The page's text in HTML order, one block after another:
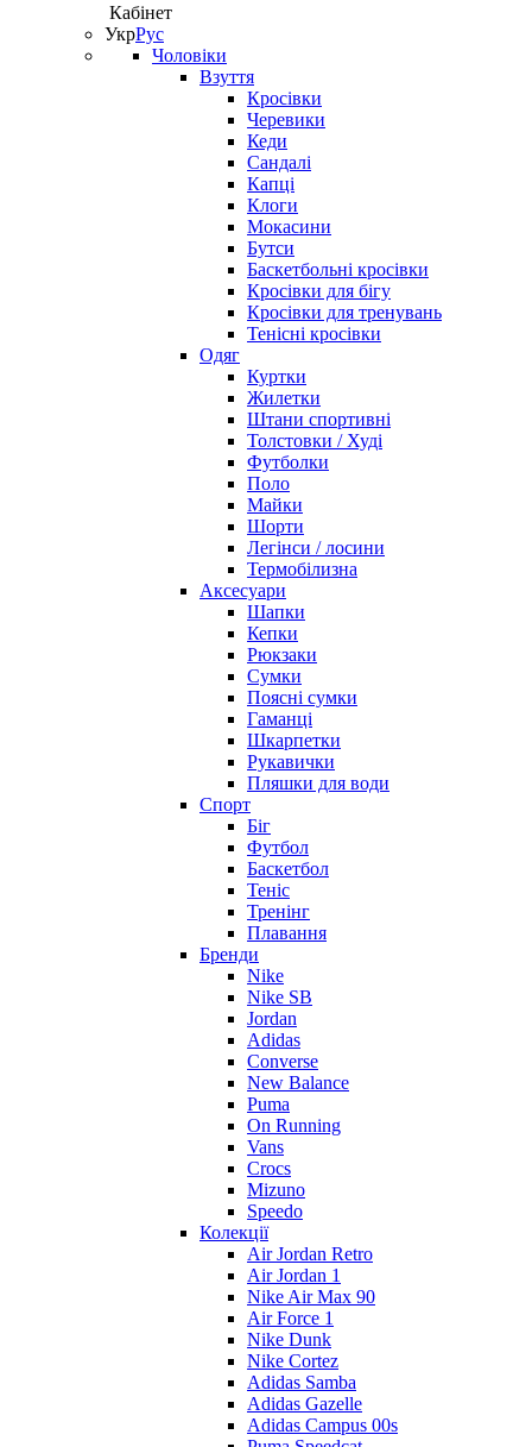
Кабінет
УкрРус
Чоловіки
Взуття
Кросівки
Черевики
Кеди
Сандалі
Капці
Клоги
Мокасини
Бутси
Баскетбольні кросівки
Кросівки для бігу
Кросівки для тренувань
Тенісні кросівки
Одяг
Куртки
Жилетки
Штани спортивні
Толстовки / Худі
Футболки
Поло
Майки
Шорти
Легінси / лосини
Термобілизна
Аксесуари
Шапки
Кепки
Рюкзаки
Сумки
Поясні сумки
Гаманці
Шкарпетки
Рукавички
Пляшки для води
Спорт
Біг
Футбол
Баскетбол
Теніс
Тренінг
Плавання
Бренди
Nike
Nike SB
Jordan
Adidas
Converse
New Balance
Puma
On Running
Vans
Crocs
Mizuno
Speedo
Колекції
Air Jordan Retro
Air Jordan 1
Nike Air Max 90
Air Force 1
Nike Dunk
Nike Cortez
Adidas Samba
Adidas Gazelle
Adidas Campus 00s